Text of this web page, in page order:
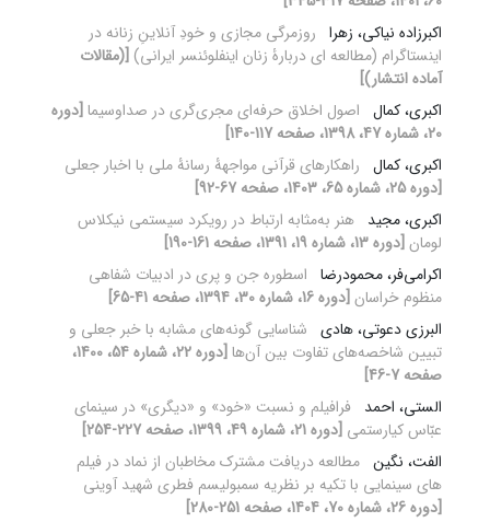
اکبرزاده نیاکی، زهرا روزمرگی مجازی و خودِ آنلاینِ زنانه در
اینستاگرام (مطالعه ای دربارۀ زنان اینفلوئنسر ایرانی) [(مقالات
آماده انتشار)]
اکبری، کمال اصول اخلاق حرفه‌ای مجری‌گری در صداوسیما [دوره
20، شماره 47، 1398، صفحه 117-140]
اکبری، کمال راهکارهای قرآنی مواجهۀ رسانۀ ملی با اخبار جعلی
[دوره 25، شماره 65، 1403، صفحه 67-92]
اکبری، مجید هنر به‌مثابه ارتباط در رویکرد سیستمی نیکلاس
لومان [دوره 13، شماره 19، 1391، صفحه 161-190]
اکرامی‌فر، محمودرضا اسطوره جن و پری در ادبیات شفاهی
منظوم خراسان [دوره 16، شماره 30، 1394، صفحه 41-65]
البرزی دعوتی، هادی شناسایی گونه‌های مشابه با خبر جعلی و
تبیین شاخصه‌های تفاوت بین آن‌ها
[دوره 22، شماره 54، 1400،
صفحه 7-46]
الستی، احمد
فرافیلم و نسبت «خود» و «دیگری» در سینمای
عبّاس کیارستمی [دوره 21، شماره 49، 1399، صفحه 227-254]
الفت، نگین مطالعه دریافت مشترک مخاطبان از نماد در فیلم
های سینمایی با تکیه بر نظریه سمبولیسم فطری شهید آوینی
[دوره 26، شماره 70، 1404، صفحه 251-280]